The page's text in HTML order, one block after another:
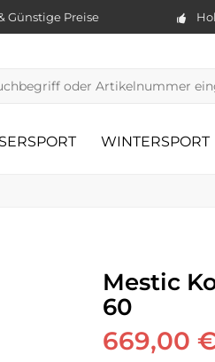
Günstige Preise
WINTERSPORT
Mestic
60
669,00